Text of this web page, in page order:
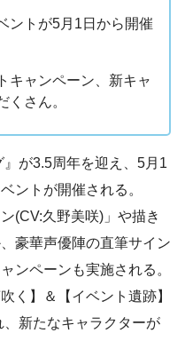
ントが5月1日から開催
キャンペーン、新キャ
くさん。
』が3.5周年を迎え、5月1
ントが開催される。
(CV:久野美咲)」や描き
豪華声優陣の直筆サイン
ンペーンも実施される。
く】＆【イベント遺跡】
新たなキャラクターが